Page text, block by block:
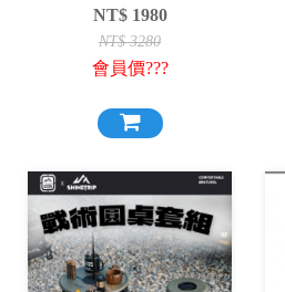
露營桌 摺疊桌 單位桌 折
疊桌 IGT桌 露營 野炊 野
餐
NT$ 1980
NT$3280
會員價???